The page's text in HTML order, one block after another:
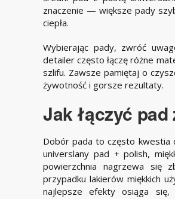
znaczenie — większe pady
ciepła.
Wybierając pady, zwróć
detailer często łączę różne
szlifu. Zawsze pamiętaj o
żywotność i gorsze rezultaty.
Jak łączyć
Dobór pada to często kwestia
universlany pad + polish,
powierzchnia nagrzewa się
przypadku lakierów miękkich
najlepsze efekty osiąga